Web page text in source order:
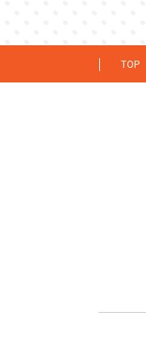
TOP